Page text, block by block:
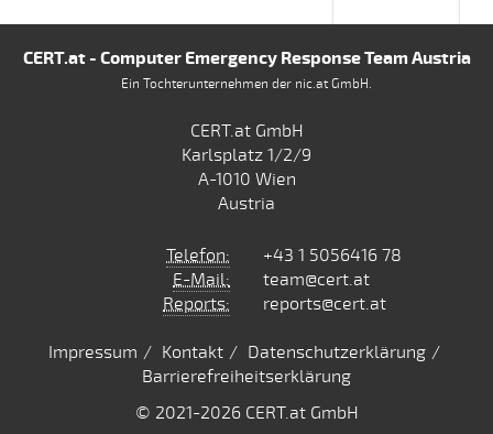
CERT.at - Computer Emergency Response Team Austria
Ein Tochterunternehmen der nic.at GmbH.
CERT.at GmbH
Karlsplatz 1/2/9
A-1010 Wien
Austria
Telefon:
+43 1 5056416 78
E-Mail:
team@cert.at
Reports:
reports@cert.at
Impressum Kontakt
Datenschutzerklärung
Barrierefreiheitserklärung
© 2021-2026 CERT.at GmbH